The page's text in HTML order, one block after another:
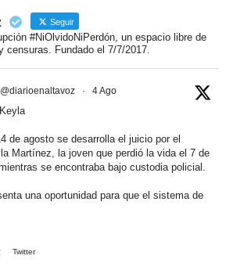
Seguir
#NiOlvidoNiPerdón, un espacio libre de
censuras. Fundado el 7/7/2017.
@diarioenaltavoz · 4 Ago
de agosto se desarrolla el juicio por el
Martínez, la joven que perdió la vida el 7 de
se encontraba bajo custodia policial.
una oportunidad para que el sistema de
Twitter